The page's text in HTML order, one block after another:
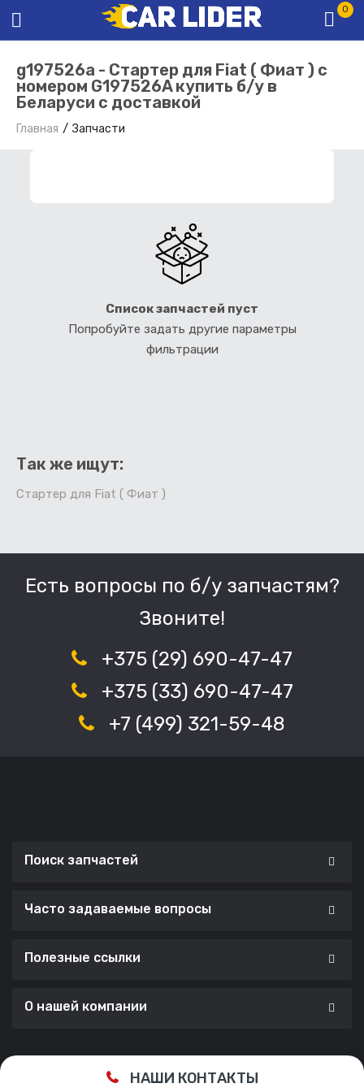
0
g197526a - Стартер для Fiat ( Фиат ) с
номером G197526A купить б/у в
Беларуси с доставкой
Главная Запчасти
Список запчастей пуст
Попробуйте задать другие параметры
фильтрации
Так же ищут:
Стартер для Fiat ( Фиат )
Есть вопросы по б/у запчастям?
Звоните!
+375 (29) 690-47-47
+375 (33) 690-47-47
+7 (499) 321-59-48
Поиск запчастей
Часто задаваемые вопросы
Полезные ссылки
О нашей компании
Сделано с ❤️ вCherry Lab Agency
НАШИ КОНТАКТЫ